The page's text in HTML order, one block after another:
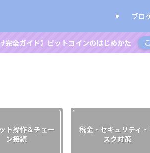
ブロ
完全ガイド】ビットコインのはじめかた
ト操作＆チェー
ン接続
税金・セキュリティ・
スク対策